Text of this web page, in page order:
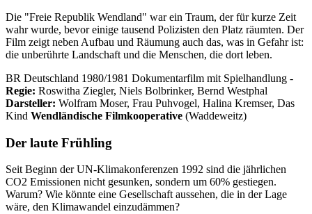
Die "Freie Republik Wendland" war ein Traum, der für kurze Zeit
wahr wurde, bevor einige tausend Polizisten den Platz räumten. Der
Film zeigt neben Aufbau und Räumung auch das, was in Gefahr ist:
die unberührte Landschaft und die Menschen, die dort leben.
BR Deutschland 1980/1981 Dokumentarfilm mit Spielhandlung -
Regie: Roswitha Ziegler, Niels Bolbrinker, Bernd Westphal
Darsteller: Wolfram Moser, Frau Puhvogel, Halina Kremser, Das
Kind Wendländische Filmkooperative (Waddeweitz)
Der laute Frühling
Seit Beginn der UN-Klimakonferenzen 1992 sind die jährlichen
CO2 Emissionen nicht gesunken, sondern um 60% gestiegen.
Warum? Wie könnte eine Gesellschaft aussehen, die in der Lage
wäre, den Klimawandel einzudämmen?